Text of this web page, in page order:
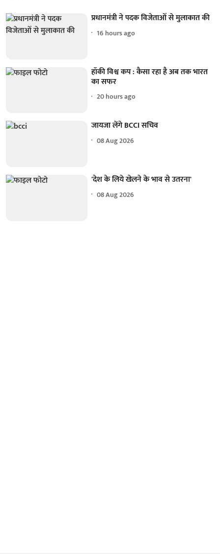
प्रधानमंत्री ने पदक विजेताओं से मुलाकात की
16 hours ago
हॉकी विश्व कप : कैसा रहा है अब तक भारत
का सफर
20 hours ago
जायजा लेंगे BCCI सचिव
08 Aug 2026
'देश के लिये खेलने के भाव से उतरना'
08 Aug 2026